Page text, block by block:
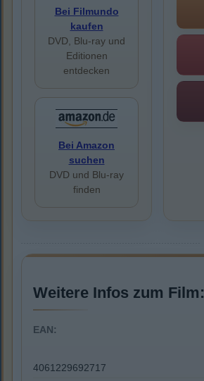
Bei Filmundo
kaufen
DVD, Blu-ray und
Editionen
entdecken
Bei Amazon
suchen
DVD und Blu-ray
finden
Weitere Infos zum Film:
EAN:
4061229692717